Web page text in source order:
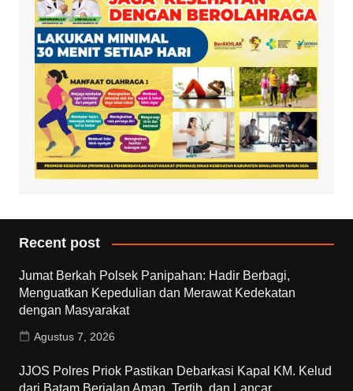
Recent post
Jumat Berkah Polsek Panipahan: Hadir Berbagi,
Menguatkan Kepedulian dan Merawat Kedekatan
dengan Masyarakat
Agustus 7, 2026
JJOS Polres Priok Pastikan Debarkasi Kapal KM. Kelud